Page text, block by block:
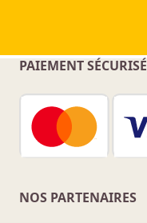
PAIEMENT SÉCURISÉ
NOS PARTENAIRES